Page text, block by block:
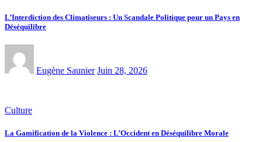
L’Interdiction des Climatiseurs : Un Scandale Politique pour un Pays en
Déséquilibre
Eugène Saunier Juin 28, 2026
Culture
La Gamification de la Violence : L’Occident en Déséquilibre Morale